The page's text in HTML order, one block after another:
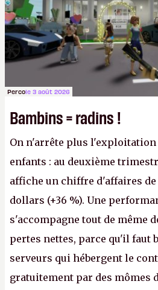
Percole 3 août 2026
Bambins = radins !
On n'arrête plus l'exploitation
enfants : au deuxième
affiche un chiffre d'affaires
dollars (+36 %). Une
s'accompagne tout de même
pertes nettes, parce qu'il faut
serveurs qui hébergent le
gratuitement par des mômes